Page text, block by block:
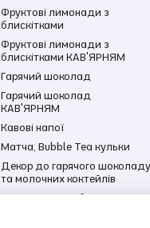
Фруктові лимонади з
блискітками
Фруктові лимонади з
блискітками КАВ'ЯРНЯМ
Гарячий шоколад
Гарячий шоколад
КАВ'ЯРНЯМ
Кавові напої
Матча, Bubble Tea кульки
Декор до гарячого шоколаду
та молочних коктейлів
Подарункові набори